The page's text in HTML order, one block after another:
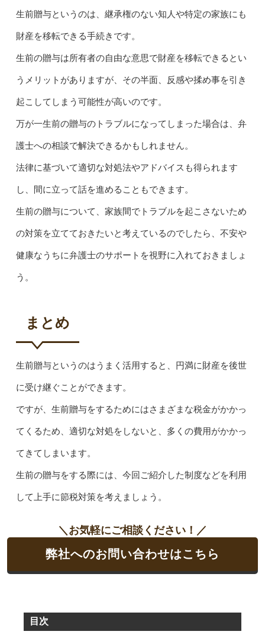
生前贈与というのは、継承権のない知人や特定の家族にも
財産を移転できる手続きです。
生前の贈与は所有者の自由な意思で財産を移転できるとい
うメリットがありますが、その半面、反感や揉め事を引き
起こしてしまう可能性が高いのです。
万が一生前の贈与のトラブルになってしまった場合は、弁
護士への相談で解決できるかもしれません。
法律に基づいて適切な対処法やアドバイスも得られます
し、間に立って話を進めることもできます。
生前の贈与について、家族間でトラブルを起こさないため
の対策を立てておきたいと考えているのでしたら、不安や
健康なうちに弁護士のサポートを視野に入れておきましょ
う。
まとめ
生前贈与というのはうまく活用すると、円満に財産を後世
に受け継ぐことができます。
ですが、生前贈与をするためにはさまざまな税金がかかっ
てくるため、適切な対処をしないと、多くの費用がかかっ
てきてしまいます。
生前の贈与をする際には、今回ご紹介した制度などを利用
して上手に節税対策を考えましょう。
＼お気軽にご相談ください！／
弊社へのお問い合わせはこちら
目次